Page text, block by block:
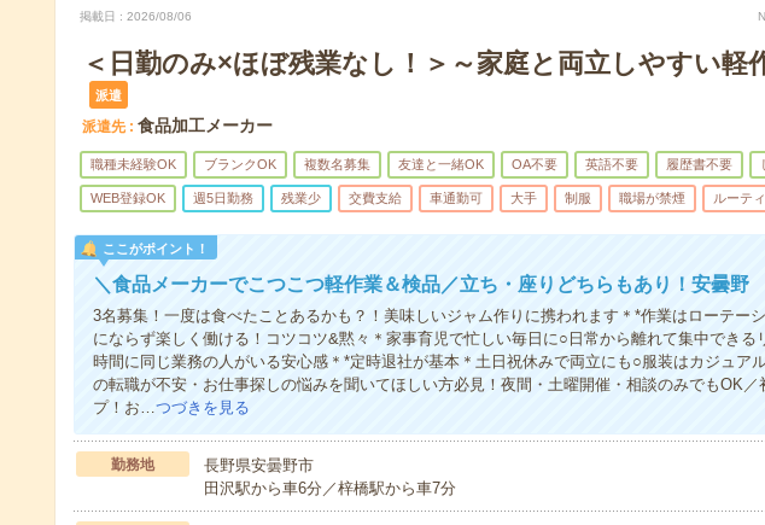
掲載日 2026/08/06
＜日勤のみ×ほぼ残業なし！＞～家庭と両立しやすい軽
派遣
派遣先 食品加工メーカー
職種未経験OK ブランクOK 複数名募集 友達と一緒OK OA不要 英語不要 履歴書不要
WEB登録OK 週5日勤務 残業少 交費支給 車通勤可 大手 制服 職場が禁煙 ルーテ
ここがポイント！
＼食品メーカーでこつこつ軽作業＆検品／立ち・座りどちらもあり！安曇野
3名募集！一度は食べたことあるかも？！美味しいジャム作りに携われます＊*作業はローテー
にならず楽しく働ける！コツコツ&黙々＊家事育児で忙しい毎日に○日常から離れて集中できる
時間に同じ業務の人がいる安心感＊*定時退社が基本＊土日祝休みで両立にも○服装はカジュア
の転職が不安・お仕事探しの悩みを聞いてほしい方必見！夜間・土曜開催・相談のみでもOK／
プ！お…つづきを見る
勤務地
長野県安曇野市
田沢駅から車6分／梓橋駅から車7分